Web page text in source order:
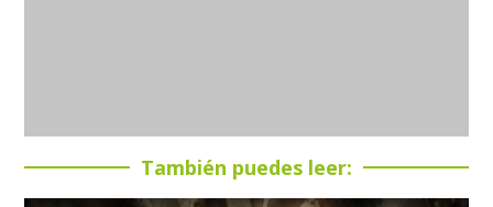
También puedes leer: